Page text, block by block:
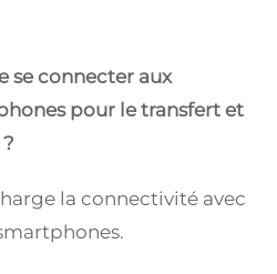
se connecter aux
pour le transfert et
la connectivité avec